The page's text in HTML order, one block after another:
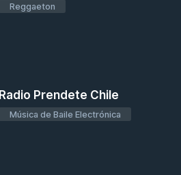
Reggaeton
Radio Prendete Chile
Música de Baile Electrónica